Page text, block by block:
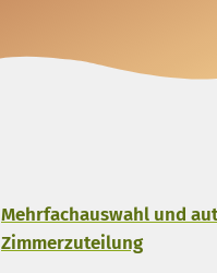
Mehrfachauswahl und
Zimmerzuteilung